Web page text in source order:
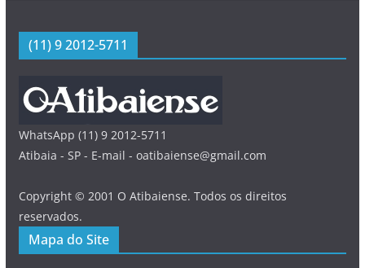
(11) 9 2012-5711
WhatsApp (11) 9 2012-5711
Atibaia - SP - E-mail - oatibaiense@gmail.com
Copyright © 2001 O Atibaiense. Todos os direitos
reservados.
Mapa do Site